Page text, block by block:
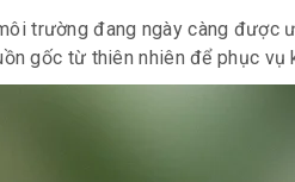
trường đang ngày càng được
gốc từ thiên nhiên để phục vụ